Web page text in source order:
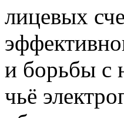
лицевых
и борьбы с
чьё